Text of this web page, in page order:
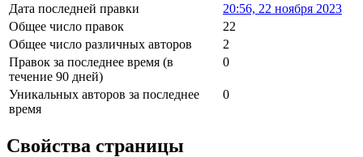
Дата последней правки
20:56, 22 ноября 2023
Общее число правок
22
Общее число различных авторов
2
Правок за последнее время (в
течение 90 дней)
0
Уникальных авторов за последнее
время
0
Свойства страницы